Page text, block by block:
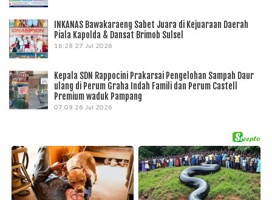
INKANAS Bawakaraeng Sabet Juara di Kejuaraan Daerah
Piala Kapolda & Dansat Brimob Sulsel
16:28 27 Jul 2026
Kepala SDN Rappocini Prakarsai Pengelohan Sampah Daur
ulang di Perum Graha Indah Famili dan Perum Castell
Premium waduk Pampang
07:09 26 Jul 2026